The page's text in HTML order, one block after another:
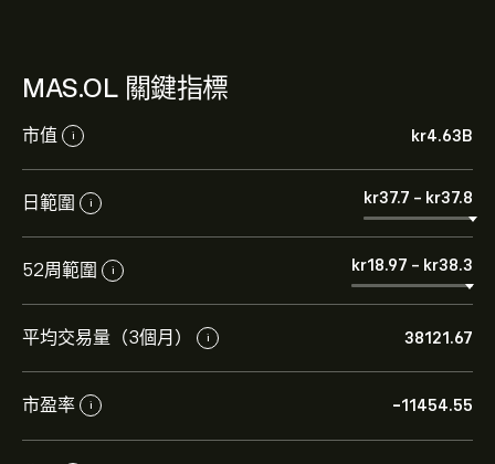
MAS.OL 關鍵指標
市值 i ‎kr‎4.63B
日範圍 i ‎kr‎37.7 - ‎kr‎37.8
52周範圍 i ‎kr‎18.97 - ‎kr‎38.3
平均交易量（3個月） i 38121.67
市盈率 i -11454.55